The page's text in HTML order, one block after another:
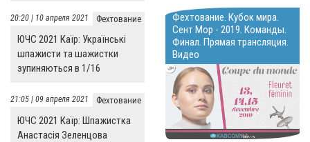
Фехтование
20:20 | 10 апреля 2021
ЮЧС 2021 Каїр: Українські
шпажисти та шажистки
зупиняються в 1/16
Фехтование
21:05 | 09 апреля 2021
ЮЧС 2021 Каїр: Шпажистка
Анастасія Зеленцова
Фехтование. Кубок мира.
Сент Мор - 2019. Команды.
Финал. Прямая трансляция.
Видео